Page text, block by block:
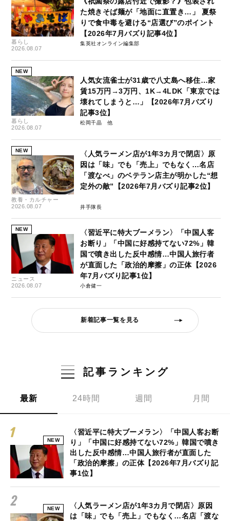
暮らし
2026.08.07
た焼きそば麺が「地面に直置き…」 夏祭
りで食中毒を避ける“店選び”のポイント
【2026年7月バズり記事4位】
集英社オンライン編集部
NEW
暮らし
2026.08.07
人気女流雀士が31歳で八丈島へ移住…家
賃15万円→3万円、1K→4LDK「東京では
壊れてしまうと…」【2026年7月バズり
記事3位】
松岡千晶
NEW
教養・カルチャー
2026.08.07
〈人気ラーメン店が1年3カ月で閉店〉原
因は「味」でも「売上」でもなく…名店
「渡なべ」のベテラン店主が明かした“想
定外の敵”【2026年7月バズり記事2位】
井手隊長
NEW
ニュース
2026.08.07
〈習近平に特大ブーメラン〉「中国人客
お断り」「中国に好感持てない72%」韓
国で噴き出した反中感情…中国人旅行者
が直面した「政治的摩擦」の正体【2026
年7月バズり記事1位】
小倉健一
新着記事一覧を見る
記事ランキング
最新 24時間 週間 月間
NEW
〈習近平に特大ブーメラン〉「中国人客お断
り」「中国に好感持てない72%」韓国で噴き
出した反中感情…中国人旅行者が直面した
「政治的摩擦」の正体【2026年7月バズり記
事1位】
NEW
〈人気ラーメン店が1年3カ月で閉店〉原因
は「味」でも「売上」でもなく…名店「渡な